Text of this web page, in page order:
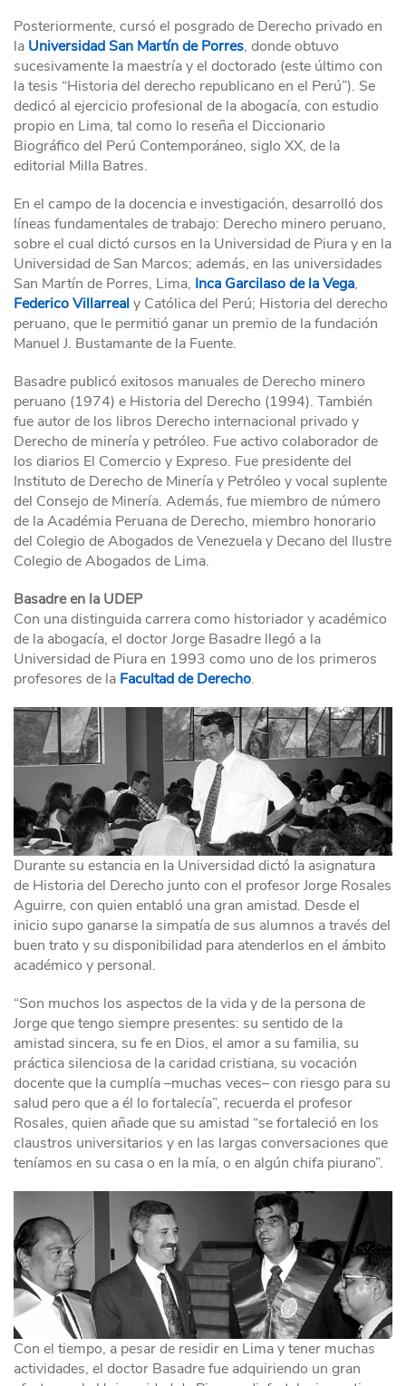
Posteriormente, cursó el posgrado de Derecho privado en
la Universidad San Martín de Porres, donde obtuvo
sucesivamente la maestría y el doctorado (este último con
la tesis “Historia del derecho republicano en el Perú”). Se
dedicó al ejercicio profesional de la abogacía, con estudio
propio en Lima, tal como lo reseña el Diccionario
Biográfico del Perú Contemporáneo, siglo XX, de la
editorial Milla Batres.
En el campo de la docencia e investigación, desarrolló dos
líneas fundamentales de trabajo: Derecho minero peruano,
sobre el cual dictó cursos en la Universidad de Piura y en la
Universidad de San Marcos; además, en las universidades
San Martín de Porres, Lima, Inca Garcilaso de la Vega,
Federico Villarrealy Católica del Perú; Historia del derecho
peruano, que le permitió ganar un premio de la fundación
Manuel J. Bustamante de la Fuente.
Basadre publicó exitosos manuales de Derecho minero
peruano (1974) e Historia del Derecho (1994). También
fue autor de los libros Derecho internacional privado y
Derecho de minería y petróleo. Fue activo colaborador de
los diarios El Comercio y Expreso. Fue presidente del
Instituto de Derecho de Minería y Petróleo y vocal suplente
del Consejo de Minería. Además, fue miembro de número
de la Académia Peruana de Derecho, miembro honorario
del Colegio de Abogados de Venezuela y Decano del Ilustre
Colegio de Abogados de Lima.
Basadre en la UDEP
Con una distinguida carrera como historiador y académico
de la abogacía, el doctor Jorge Basadre llegó a la
Universidad de Piura en 1993 como uno de los primeros
profesores de la Facultad de Derecho.
Durante su estancia en la Universidad dictó la asignatura
de Historia del Derecho junto con el profesor Jorge Rosales
Aguirre, con quien entabló una gran amistad. Desde el
inicio supo ganarse la simpatía de sus alumnos a través del
buen trato y su disponibilidad para atenderlos en el ámbito
académico y personal.
“Son muchos los aspectos de la vida y de la persona de
Jorge que tengo siempre presentes: su sentido de la
amistad sincera, su fe en Dios, el amor a su familia, su
práctica silenciosa de la caridad cristiana, su vocación
docente que la cumplía –muchas veces– con riesgo para su
salud pero que a él lo fortalecía”, recuerda el profesor
Rosales, quien añade que su amistad “se fortaleció en los
claustros universitarios y en las largas conversaciones que
teníamos en su casa o en la mía, o en algún chifa piurano”.
Con el tiempo, a pesar de residir en Lima y tener muchas
actividades, el doctor Basadre fue adquiriendo un gran